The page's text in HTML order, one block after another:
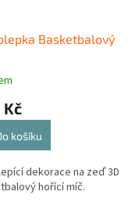
Basketbalový
košíku
dekorace na zeď 3D
hořící míč.